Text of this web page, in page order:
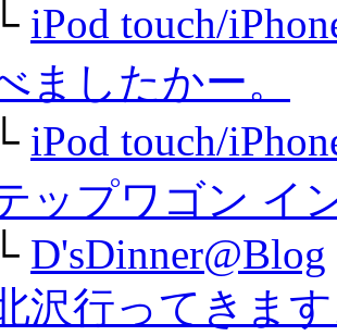
└ iPod touch/
ましたかー。
└ iPod touch/
ップワゴン イ
└ D'sDinner@Blog
沢行ってきま